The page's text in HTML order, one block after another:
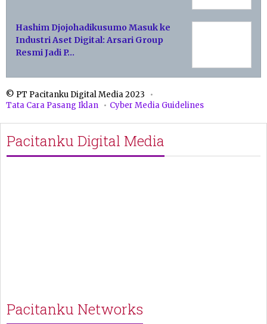
Hashim Djojohadikusumo Masuk ke
Industri Aset Digital: Arsari Group
Resmi Jadi P…
© PT Pacitanku Digital Media 2023
Tata Cara Pasang Iklan
Cyber Media Guidelines
Pacitanku Digital Media
Pacitanku Networks